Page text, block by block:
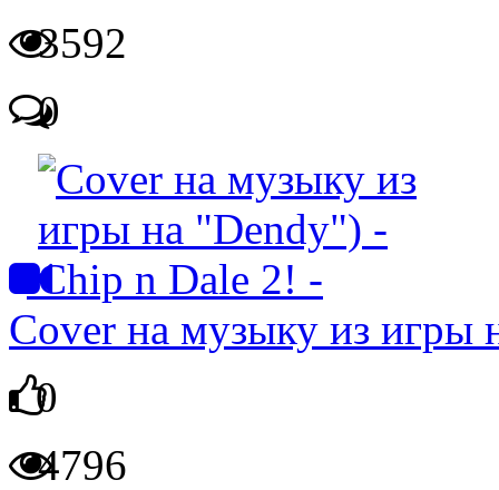
3592
0
Cover на музыку из
0
4796